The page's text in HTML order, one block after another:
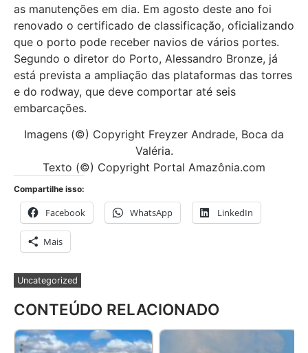
as manutenções em dia. Em agosto deste ano foi
renovado o certificado de classificação, oficializando
que o porto pode receber navios de vários portes.
Segundo o diretor do Porto, Alessandro Bronze, já
está prevista a ampliação das plataformas das torres
e do rodway, que deve comportar até seis
embarcações.
Imagens (©) Copyright Freyzer Andrade, Boca da
Valéria.
Texto (©) Copyright Portal Amazônia.com
Compartilhe isso:
Facebook WhatsApp LinkedIn
Mais
Uncategorized
CONTEÚDO RELACIONADO